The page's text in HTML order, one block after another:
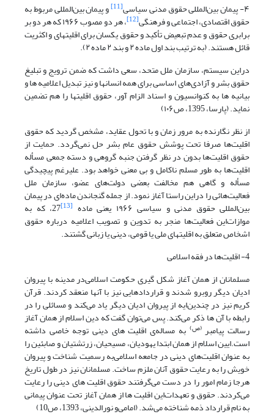
۴- پیمان بین‌المللی حقوق مدنی سیاسی
[11] و پیمان بین‌المللی مربوط به
حقوق اقتصادی، اجتماعی و فرهنگی[12] ، هر دو مصوب ۱۹۶۶ که هر دو بر
برابری حقوق و عدم تبعیض تأکید و حقوق یکسان برای اقلیتهای و اکثریت
قائل هستند. (به ترتیب بند اول ماده ۲ و بند ۲ ماده ۲).
در‌این سیستم، سازمان ملل متحد، سعی داشت که ضمن ترویج و تبلیغ
حقوق بشر و آزادی‌های اساسی برای همه انسانها و نیز تبدیل اعلامیه ها و
بیانیه ها به کنوانسیون و اسناد الزام آور، حقوق اقلیتها را هم تضمین
نماید. (پارسا، 1395، ص۱۰۶)
از نظر نگارنده به مرور زمان و با تحول عقاید، مشخص گردید که حقوق
اقلیت‌ها صرفا تحت پوشش حقوق عام بشر حل نمی‌گردد. حمایت از
حقوق اقلیت‌ها بدون در نظر گرفتن جنبه گروهی و دسته جمعی مسأله
اقلیت‌ها به طور مسلم ناکامل و بی معنی خواهد بود. علیرغم پیچیدگی
مسأله و گاهی هم مخالفت بعضی دولت‌های عضو، سازمان ملل
فعالیت‌هائی را در‌این راستا آغاز نمود. از جمله گنجاندن ماده‌ای در پیمان
بین‌المللی حقوق مدنی و سیاسی ۱۹۶۶ یعنی ماده [13] 27، که به
موازات‌این فعالیت‌ها منجر به تدوین و تصویب اعلامیه درباره حقوق
اشخاص متعلق به اقلیتهای ملی یا قومی، دینی یا زبانی گشتند.
4- اقلیت‌ها در فقه اسلامی
مسلمانان از همان آغاز شکل گیری حکومت اسلامی‌در مدینه با پیروان
ادیان دیگر روبرو شدند و قراردادهایی نیز با آنها منعقد کردند. قرآن
کریم نیز در چندین‌ایه از پیروان ادیان دیگر یاد می‌کند و مسائلی را در
رابطه با آن ها ذکر می‌کند. پس می‌توان گفت که دین اسلام از همان آغاز
رسالت پیامبر(ص) به مساله‌ی اقلیت های دینی توجه خاصی داشته
است.‌ایین اسلام از همان ابتدا یهودیان، مسیحیان، زرتشتیان و صابئین را
به عنوان اقلیت‌های دینی در جامعه اسلامی‌به رسمیت شناخت و پیروان
خویش را به رعایت حقوق آنان ملزم ساخت. مسلمانان نیز در طول تاریخ
هرجا زمام امور را در دست می‌گرفتند حقوق اقلیت های دینی را رعایت
می‌کردند. حقوق و تعهدات‌این اقلیت ها از همان آغاز تحت عنوان پیمانی
به نام قرارداد ذمه شناخته می‌شد. (امامی‌و نورالدینی، 1393، ص10)